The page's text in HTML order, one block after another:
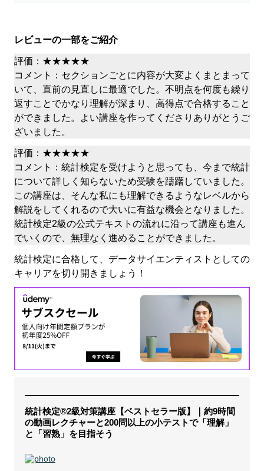
レビューの一部をご紹介
評価：★★★★★
コメント：セクションごとに内容が大変よくまとまって
いて、直前の見直しに最適でした。不明点を何度も繰り
返すことでかなり理解が深まり、高得点で合格すること
ができました。よい講座を作ってくださりありがとうご
ざいました。
評価：★★★★★
コメント：統計検定を受けようと思っても、今まで統計
について詳しく知らないため受験を躊躇していました。
この講座は、そんな私にも理解できるようなレベルから
解説をしてくれるので大いに有益な機会となりました。
統計検定2級の公式テキストの流れに沿って講座も進ん
でいくので、無理なく進めることができました。
統計検定に合格して、データサイエンティストとしての
キャリアを切り開きましょう！
統計検定®2級対策講座【ベストセラー版】｜約9時間
の動画レクチャーと200問以上の小テストで「理解」
と「習熟」を目指そう